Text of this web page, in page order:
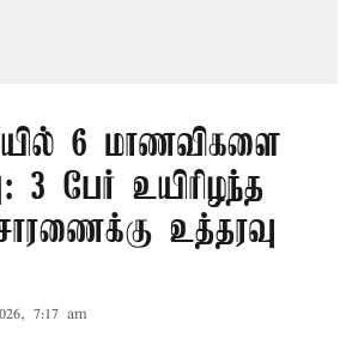
6 மாணவிகளை
3 பேர் உயிரிழந்த
உத்தரவு
7:17 am